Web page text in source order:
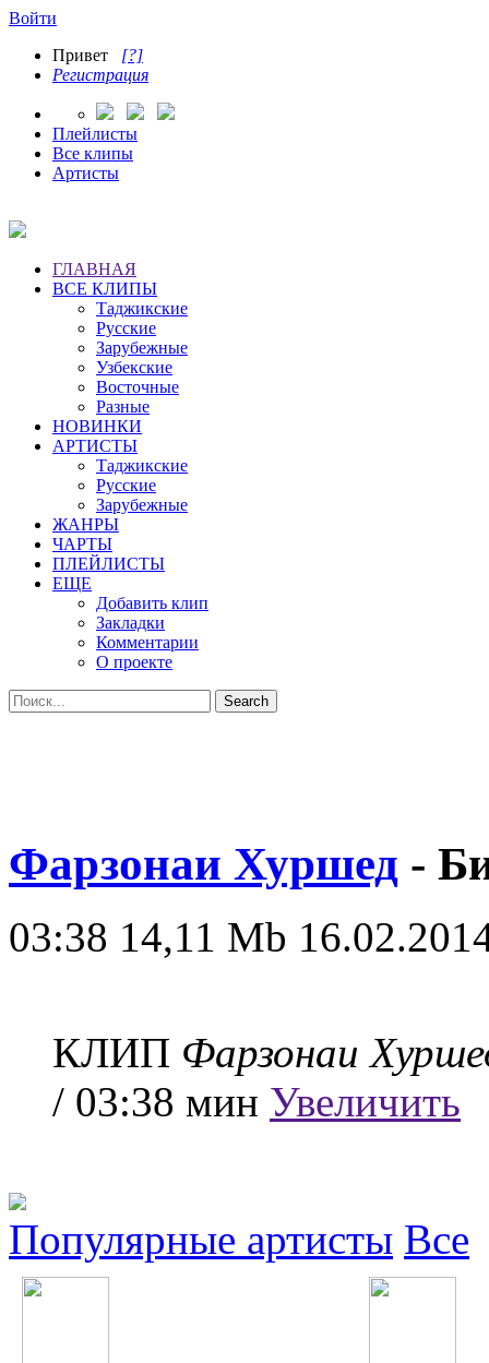
Войти
Привет [?]
Регистрация
Плейлисты
Все клипы
Артисты
ГЛАВНАЯ
ВСЕ КЛИПЫ
Таджикские
Русские
Зарубежные
Узбекские
Восточные
Разные
НОВИНКИ
АРТИСТЫ
Таджикские
Русские
Зарубежные
ЖАНРЫ
ЧАРТЫ
ПЛЕЙЛИСТЫ
ЕЩЕ
Добавить клип
Закладки
Комментарии
О проекте
Фарзонаи Хуршед -
03:38 14,11 Mb
КЛИП Фарзонаи
/ 03:38 мин Увеличить
Популярные артисты Все